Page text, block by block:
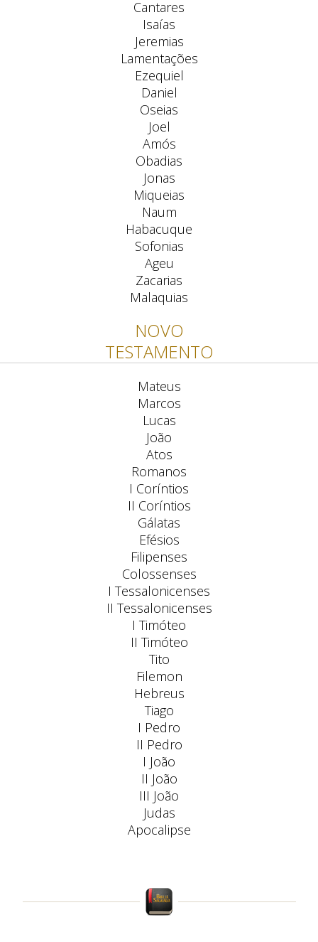
Cantares
Isaías
Jeremias
Lamentações
Ezequiel
Daniel
Oseias
Joel
Amós
Obadias
Jonas
Miqueias
Naum
Habacuque
Sofonias
Ageu
Zacarias
Malaquias
NOVO
TESTAMENTO
Mateus
Marcos
Lucas
João
Atos
Romanos
I Coríntios
II Coríntios
Gálatas
Efésios
Filipenses
Colossenses
I Tessalonicenses
II Tessalonicenses
I Timóteo
II Timóteo
Tito
Filemon
Hebreus
Tiago
I Pedro
II Pedro
I João
II João
III João
Judas
Apocalipse